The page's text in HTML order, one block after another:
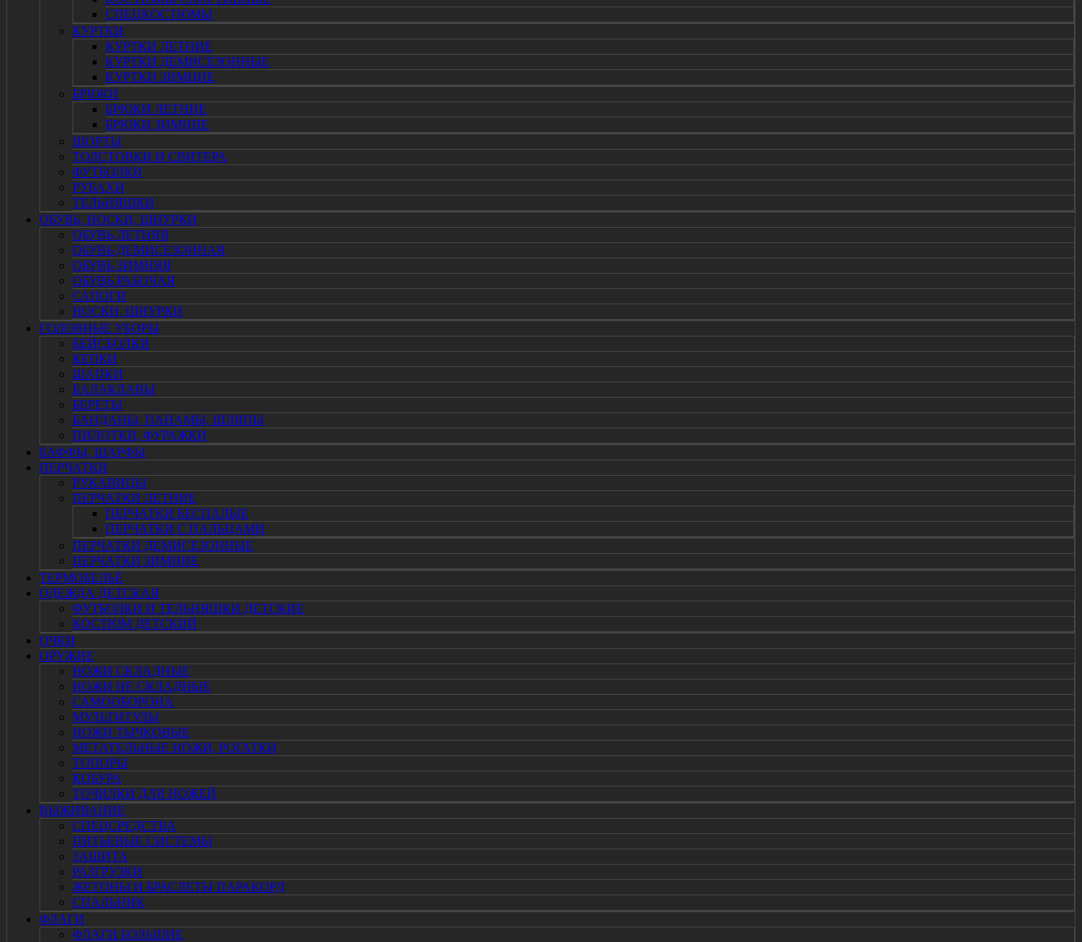
СПЕЦКОСТЮМЫ
КУРТКИ
КУРТКИ ЛЕТНИЕ
КУРТКИ ДЕМИСЕЗОННЫЕ
КУРТКИ ЗИМНИЕ
БРЮКИ
БРЮКИ ЛЕТНИЕ
БРЮКИ ЗИМНИЕ
ШОРТЫ
ТОЛСТОВКИ И СВИТЕРА
ФУТБОЛКИ
РУБАХИ
ТЕЛЬНЯШКИ
ОБУВЬ, НОСКИ, ШНУРКИ
ОБУВЬ ЛЕТНЯЯ
ОБУВЬ ДЕМИСЕЗОННАЯ
ОБУВЬ ЗИМНЯЯ
ОБУВЬ РАБОЧАЯ
САПОГИ
НОСКИ, ШНУРКИ
ГОЛОВНЫЕ УБОРЫ
БЕЙСБОЛКИ
КЕПКИ
ШАПКИ
БАЛАКЛАВЫ
БЕРЕТЫ
БАНДАНЫ, ПАНАМЫ, ШЛЯПЫ
ПИЛОТКИ, ФУРАЖКИ
БАФФЫ, ШАРФЫ
ПЕРЧАТКИ
РУКАВИЦЫ
ПЕРЧАТКИ ЛЕТНИЕ
ПЕРЧАТКИ БЕСПАЛЫЕ
ПЕРЧАТКИ С ПАЛЬЦАМИ
ПЕРЧАТКИ ДЕМИСЕЗОННЫЕ
ПЕРЧАТКИ ЗИМНИЕ
ТЕРМОБЕЛЬЁ
ОДЕЖДА ДЕТСКАЯ
ФУТБОЛКИ И ТЕЛЬНЯШКИ ДЕТСКИЕ
КОСТЮМ ДЕТСКИЙ
ОЧКИ
ОРУЖИЕ
НОЖИ СКЛАДНЫЕ
НОЖИ НЕ СКЛАДНЫЕ
САМООБОРОНА
МУЛЬТИТУЛЫ
НОЖИ ТЫЧКОВЫЕ
МЕТАТЕЛЬНЫЕ НОЖИ, РОГАТКИ
ТОПОРЫ
КОБУРА
ТОЧИЛКИ ДЛЯ НОЖЕЙ
ВЫЖИВАНИЕ
СПЕЦСРЕДСТВА
ПИТЬЕВЫЕ СИСТЕМЫ
ЗАЩИТА
РАЗГРУЗКИ
ЖЕТОНЫ И БРАСЛЕТЫ ПАРАКОРД
СПАЛЬНИК
ФЛАГИ
ФЛАГИ БОЛЬШИЕ